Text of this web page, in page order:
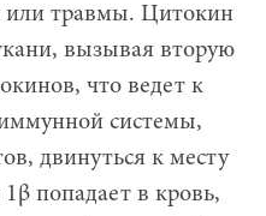
травмы. Цитокин
вызывая вторую
что ведет к
системы,
двинуться к месту
попадает в кровь,